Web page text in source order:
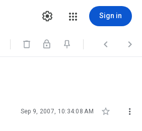
Sign in
  
Sep 9, 2007, 10:34:08 AM  